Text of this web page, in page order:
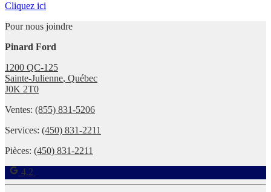
Cliquez ici
Pour nous joindre
Pinard Ford
1200 QC-125
Sainte-Julienne, Québec
J0K 2T0
Ventes: (855) 831-5206
Services: (450) 831-2211
Pièces: (450) 831-2211
4.2